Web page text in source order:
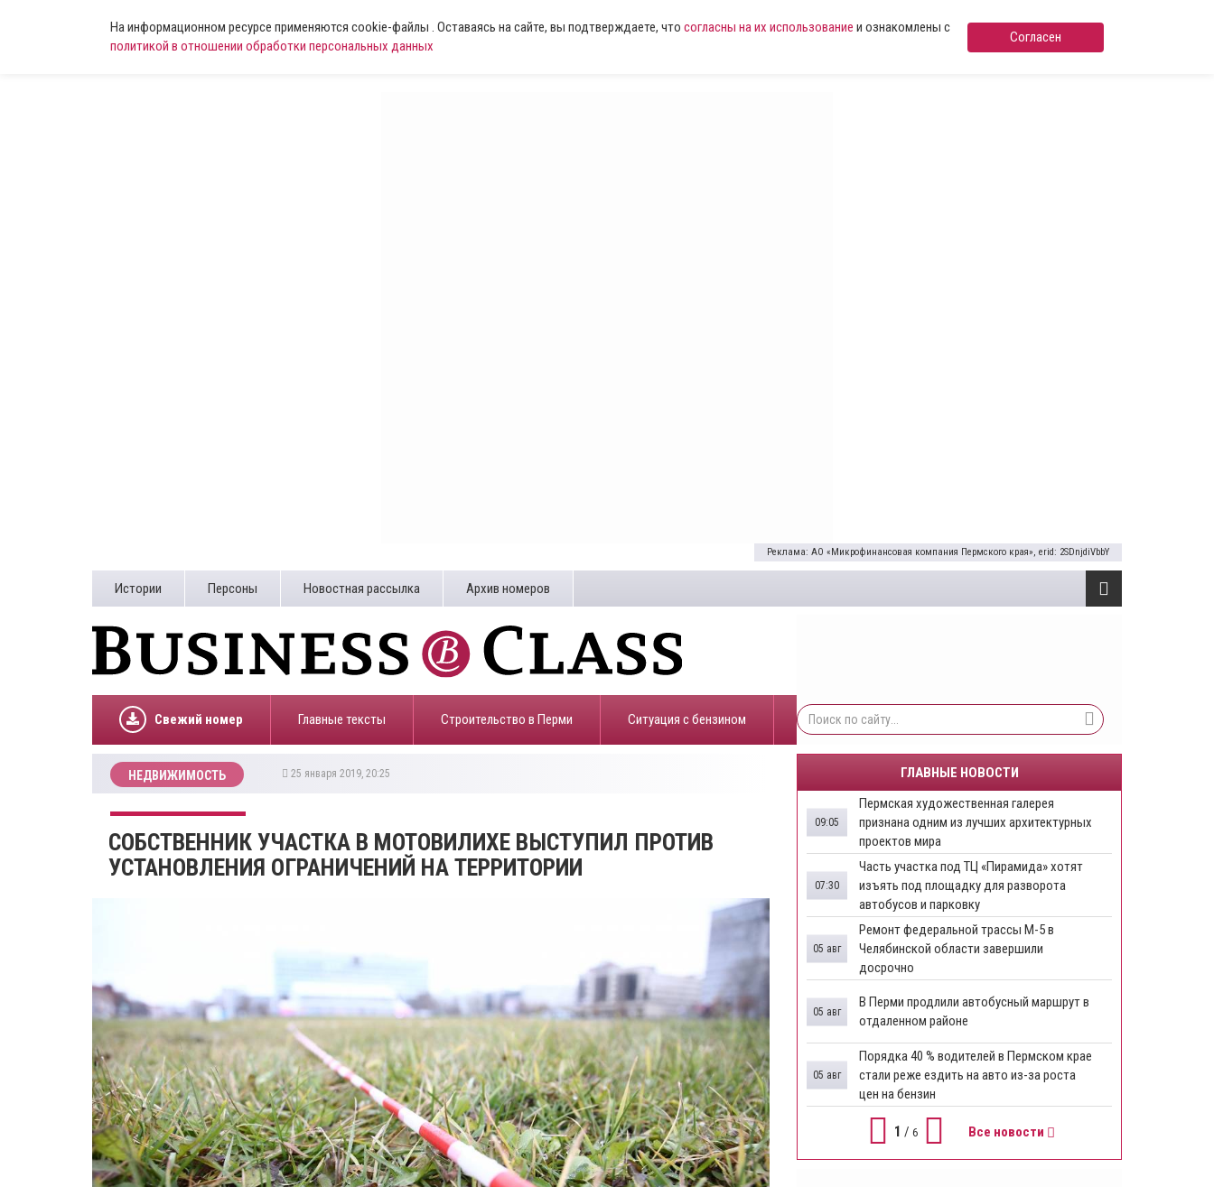
На информационном ресурсе применяются cookie-файлы . Оставаясь на сайте, вы подтверждаете, что согласны на их использование и ознакомлены с
политикой в отношении обработки персональных данных
Согласен
Реклама: АО «Микрофинансовая компания Пермского края», erid: 2SDnjdiVbbY
Истории Персоны Новостная рассылка Архив номеров
Свежий номер Главные тексты Строительство в Перми ​Ситуация с бензином
НЕДВИЖИМОСТЬ 25 января 2019, 20:25
СОБСТВЕННИК УЧАСТКА В МОТОВИЛИХЕ ВЫСТУПИЛ ПРОТИВ
УСТАНОВЛЕНИЯ ОГРАНИЧЕНИЙ НА ТЕРРИТОРИИ
ГЛАВНЫЕ НОВОСТИ
Пермская художественная галерея
признана одним из лучших архитектурных
проектов мира
09:05
Часть участка под ТЦ «Пирамида» хотят
изъять под площадку для разворота
автобусов и парковку
07:30
Ремонт федеральной трассы М-5 в
Челябинской области завершили
досрочно
05 авг
​В Перми продлили автобусный маршрут в
отдаленном районе
05 авг
​Порядка 40 % водителей в Пермском крае
стали реже ездить на авто из-за роста
цен на бензин
05 авг
1 / 6 Все новости